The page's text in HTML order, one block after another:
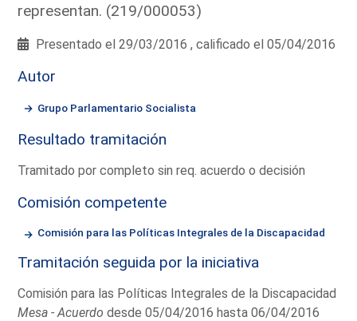
representan. (219/000053)
Presentado el 29/03/2016 , calificado el 05/04/2016
Autor
Grupo Parlamentario Socialista
Resultado tramitación
Tramitado por completo sin req. acuerdo o decisión
Comisión competente
Comisión para las Políticas Integrales de la Discapacidad
Tramitación seguida por la iniciativa
Comisión para las Políticas Integrales de la Discapacidad
Mesa - Acuerdo desde 05/04/2016 hasta 06/04/2016